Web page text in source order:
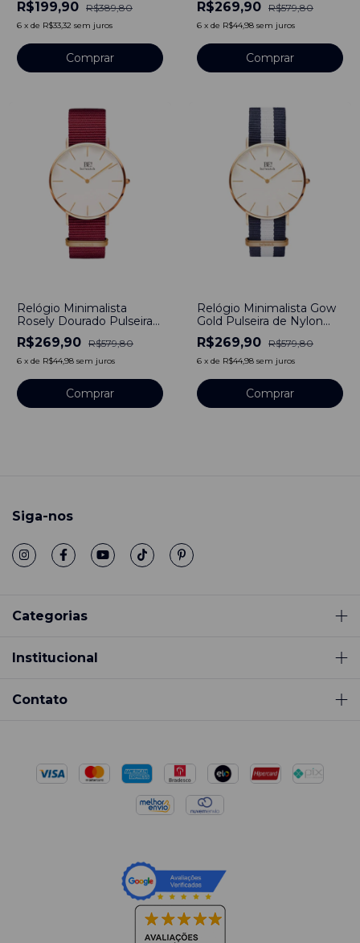
R$199,90 R$389,80
6 x de R$33,32 sem juros
Vermelho 40mm Aço
Inoxidável banhado a
R$269,90 R$579,80
6 x de R$44,98 sem juros
Comprar
Relógio Minimalista
Rosely Dourado Pulseira
de Nylon Nato Bordo
40mm Aço Inoxidável
banhado a titânio
R$269,90 R$579,80
6 x de R$44,98 sem juros
Comprar
Relógio Minimalista Gow
Gold Pulseira de Nylon
Nato Azul e branco
40mm Aço Inoxidável
banhado a titânio
R$269,90 R$579,80
6 x de R$44,98 sem juros
Comprar
Siga-nos
Categorias
Institucional
Contato